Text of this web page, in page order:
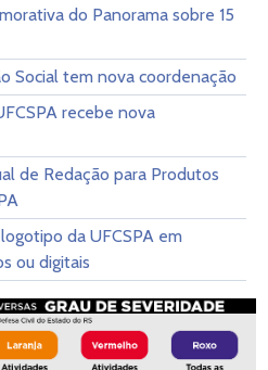
do Panorama sobre 15
Social tem nova coordenação
recebe nova
de Redação para Produtos
da UFCSPA em
ou digitais